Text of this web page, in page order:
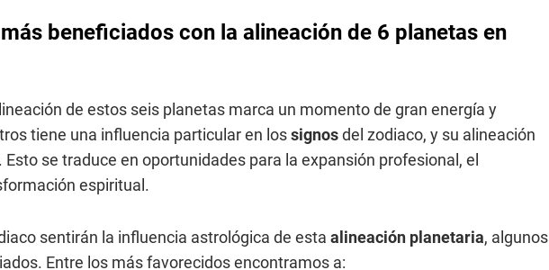
beneficiados con la alineación de 6 planetas en
de estos seis planetas marca un momento de gran energía y
tiene una influencia particular en lossignosdel zodiaco, y su alineación
se traduce en oportunidades para la expansión profesional, el
espiritual.
sentirán la influencia astrológica de esta alineación planetaria, algunos
Entre los más favorecidos encontramos a: